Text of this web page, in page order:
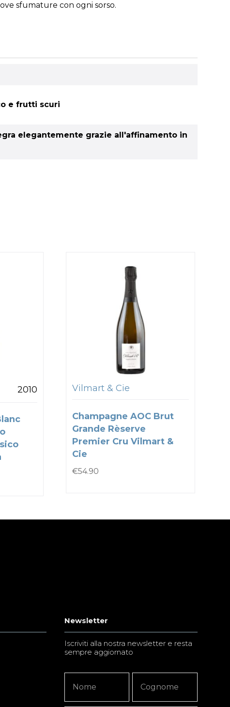
sfumature con ogni sorso.
e frutti scuri
elegantemente grazie all'affinamento in
2010 Vilmart & Cie
Champagne AOC Brut
Grande Rèserve
Premier Cru Vilmart &
Cie
€54.90
Newsletter
Iscriviti alla nostra newsletter e resta
sempre aggiornato
Signup